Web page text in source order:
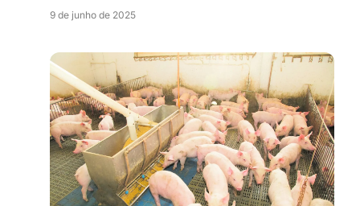
9 de junho de 2025